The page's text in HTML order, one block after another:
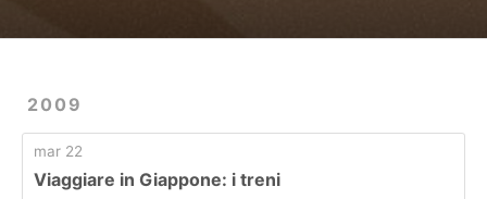
2009
mar 22
Viaggiare in Giappone: i treni